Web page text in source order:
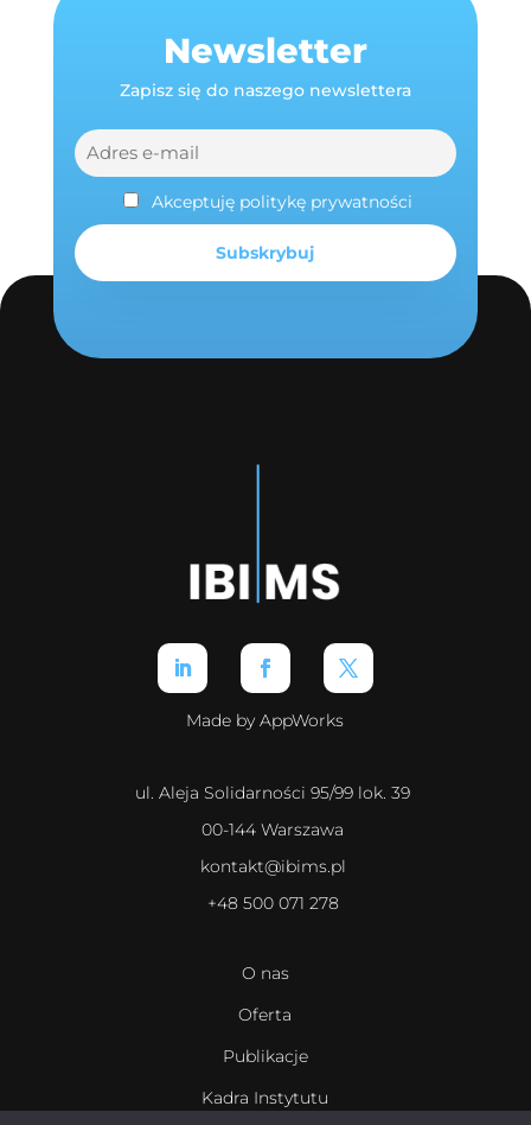
Newsletter
Zapisz się do naszego newslettera
Akceptuję politykę prywatności
Made by AppWorks
ul. Aleja Solidarności 95/99 lok. 39
00-144 Warszawa
kontakt@ibims.pl
+48 500 071 278
O nas
Oferta
Publikacje
Kadra Instytutu